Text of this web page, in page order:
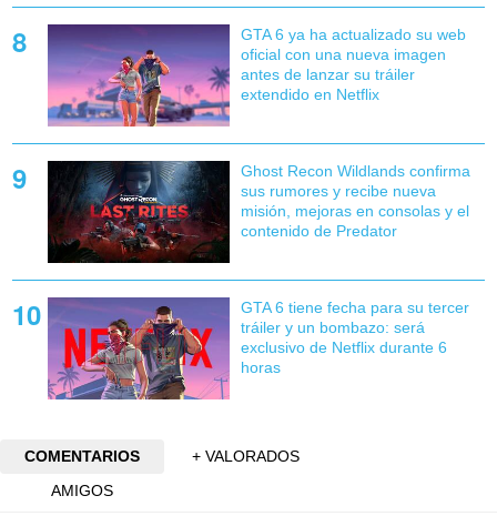
GTA 6 ya ha actualizado su web
oficial con una nueva imagen
antes de lanzar su tráiler
extendido en Netflix
Ghost Recon Wildlands confirma
sus rumores y recibe nueva
misión, mejoras en consolas y el
contenido de Predator
GTA 6 tiene fecha para su tercer
tráiler y un bombazo: será
exclusivo de Netflix durante 6
horas
COMENTARIOS
+ VALORADOS
AMIGOS